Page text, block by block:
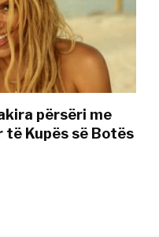
përsëri me
Kupës së Botës